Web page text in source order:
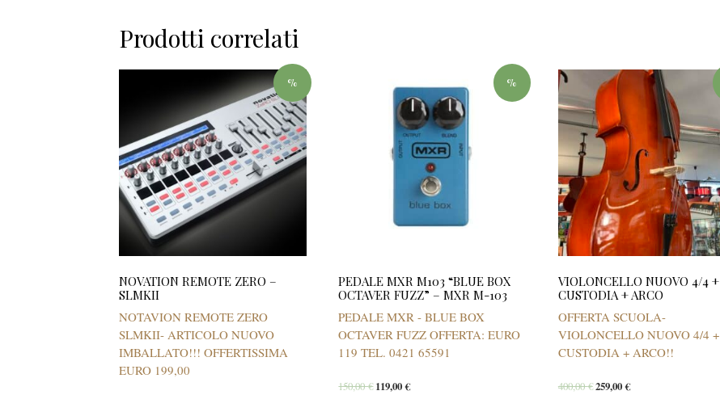
Prodotti correlati
%
NOVATION REMOTE ZERO –
SLMKII
NOTAVION REMOTE ZERO
SLMKII- ARTICOLO NUOVO
IMBALLATO!!! OFFERTISSIMA
EURO 199,00
%
PEDALE MXR M103 “BLUE BOX
OCTAVER FUZZ” – MXR M-103
PEDALE MXR - BLUE BOX
OCTAVER FUZZ OFFERTA: EURO
119 TEL. 0421 65591
150,00€119,00€
VIOLONCELLO NUOVO 4/4 +
CUSTODIA + ARCO
OFFERTA SCUOLA-
VIOLONCELLO NUOVO 4/4 +
CUSTODIA + ARCO!!
400,00€259,00€